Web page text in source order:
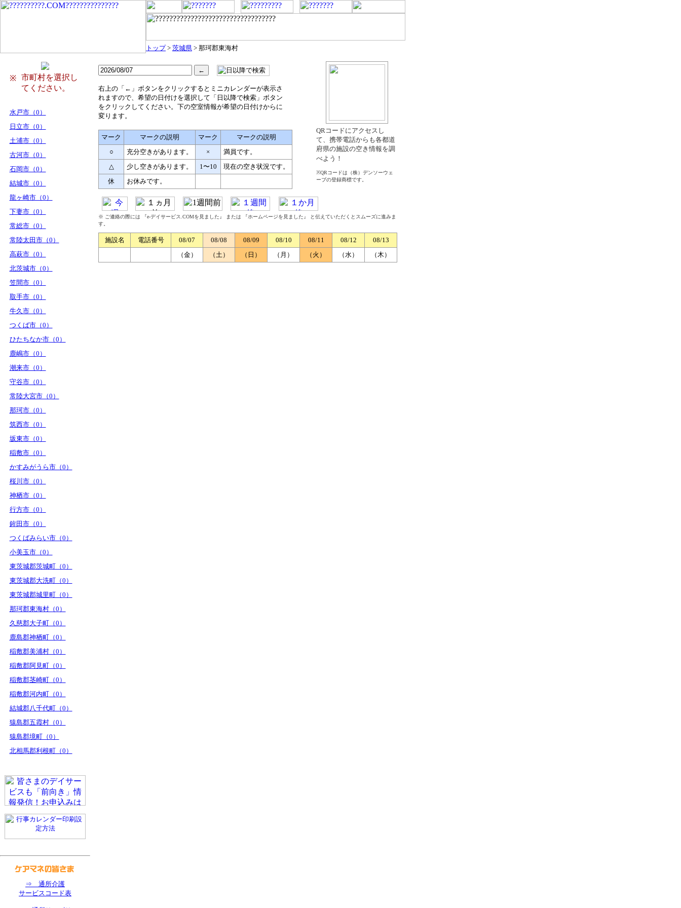
トップ> 茨城県 > 那珂郡東海村
※
市町村を選択し
てください。
水戸市（0）
日立市（0）
土浦市（0）
古河市（0）
石岡市（0）
結城市（0）
龍ヶ崎市（0）
下妻市（0）
常総市（0）
常陸太田市（0）
高萩市（0）
北茨城市（0）
笠間市（0）
取手市（0）
牛久市（0）
つくば市（0）
ひたちなか市（0）
鹿嶋市（0）
潮来市（0）
守谷市（0）
常陸大宮市（0）
那珂市（0）
筑西市（0）
坂東市（0）
稲敷市（0）
かすみがうら市（0）
桜川市（0）
神栖市（0）
行方市（0）
鉾田市（0）
つくばみらい市（0）
小美玉市（0）
東茨城郡茨城町（0）
東茨城郡大洗町（0）
東茨城郡城里町（0）
那珂郡東海村（0）
久慈郡大子町（0）
鹿島郡神栖町（0）
稲敷郡美浦村（0）
稲敷郡阿見町（0）
稲敷郡茎崎町（0）
稲敷郡河内町（0）
結城郡八千代町（0）
猿島郡五霞村（0）
猿島郡境町（0）
北相馬郡利根町（0）
⇒ 通所介護
サービスコード表
右上の「←」ボタンをクリックするとミニカレンダーが表示さ
れますので、希望の日付けを選択して「日以降で検索」ボタン
をクリックしてください。下の空室情報が希望の日付けからに
変ります。
マーク マークの説明 マーク
マークの説明
○
充分空きがあります。 ×
満員です。
△
少し空きがあります。 1〜10
現在の空き状況です。
休
お休みです。
QRコードにアクセスし
て、携帯電話からも各都道
府県の施設の空き情報を調
べよう！
※QRコードは（株）デンソーウェ
ーブの登録商標です。
※ ご連絡の際には 『e-デイサービス.COMを見ました』 または 『ホームページを見ました』 と伝えていただくとスムーズに進みま
す。
施設名 電話番号 08/07 08/08 08/09 08/10 08/11 08/12
08/13
（金）
（土） （日） （月） （火） （水） （木）